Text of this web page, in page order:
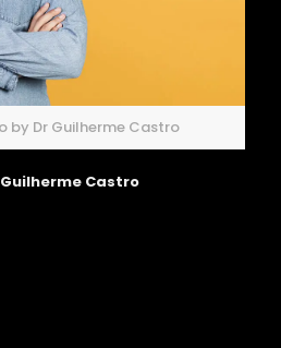
by Dr Guilherme Castro
Castro